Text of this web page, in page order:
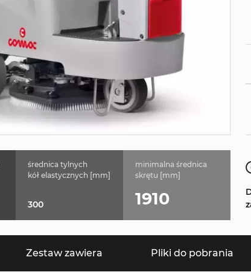
średnica tylnych
kół elastycznych [mm]
300
minimalna średnica
skrętu [mm]
1910
Zestaw zawiera Pliki do pobrania